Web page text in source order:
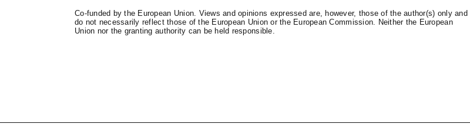
Co-funded by the European Union. Views and opinions expressed are, however, those of the author(s) only and
do not necessarily reflect those of the European Union or the European Commission. Neither the European
Union nor the granting authority can be held responsible.